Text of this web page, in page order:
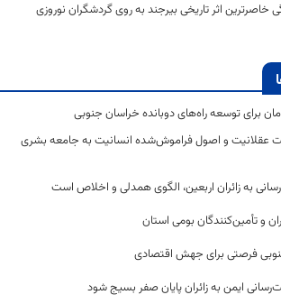
خاصرترین اثر تاریخی بیرجند به روی گردشگران نوروزی
عقلانیت و اصول فراموش‌شده انسانیت به جامعه بشری
به زائران اربعین، الگوی همدلی و اخلاص است
و تأمین‌کنندگان بومی استان
فرصتی برای جهش اقتصادی
ایمن به زائران پایان صفر بسیج شود